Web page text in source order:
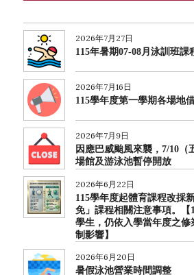
2026年7月27日
115年暑期07-08月泳訓班課
2026年7月16日
115學年度第一學期各場地
2026年7月9日
因應巴威颱風來襲，7/10（
場館及游泳池暫停開放
2026年6月22日
115學年度起體育課程改採
免」課程相關注意事項。【
學生，仍依入學當年度之修
制影響】
2026年6月20日
暑假泳池營業時間調整